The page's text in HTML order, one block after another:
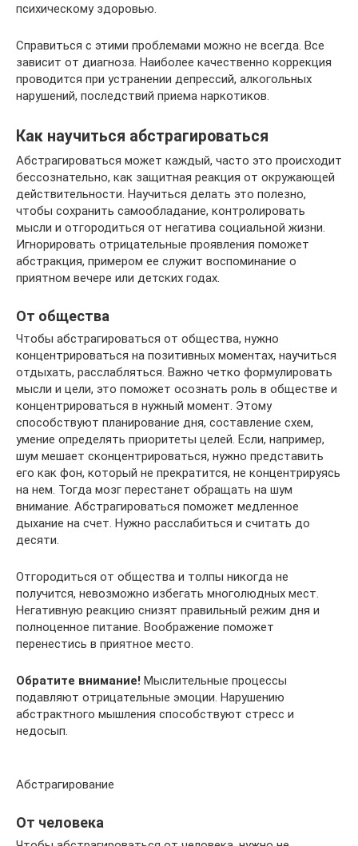
психическому здоровью.
Справиться с этими проблемами можно не всегда. Все
зависит от диагноза. Наиболее качественно коррекция
проводится при устранении депрессий, алкогольных
нарушений, последствий приема наркотиков.
Как научиться абстрагироваться
Абстрагироваться может каждый, часто это происходит
бессознательно, как защитная реакция от окружающей
действительности. Научиться делать это полезно,
чтобы сохранить самообладание, контролировать
мысли и отгородиться от негатива социальной жизни.
Игнорировать отрицательные проявления поможет
абстракция, примером ее служит воспоминание о
приятном вечере или детских годах.
От общества
Чтобы абстрагироваться от общества, нужно
концентрироваться на позитивных моментах, научиться
отдыхать, расслабляться. Важно четко формулировать
мысли и цели, это поможет осознать роль в обществе и
концентрироваться в нужный момент. Этому
способствуют планирование дня, составление схем,
умение определять приоритеты целей. Если, например,
шум мешает сконцентрироваться, нужно представить
его как фон, который не прекратится, не концентрируясь
на нем. Тогда мозг перестанет обращать на шум
внимание. Абстрагироваться поможет медленное
дыхание на счет. Нужно расслабиться и считать до
десяти.
Отгородиться от общества и толпы никогда не
получится, невозможно избегать многолюдных мест.
Негативную реакцию снизят правильный режим дня и
полноценное питание. Воображение поможет
перенестись в приятное место.
Обратите внимание! Мыслительные процессы
подавляют отрицательные эмоции. Нарушению
абстрактного мышления способствуют стресс и
недосып.
Абстрагирование
От человека